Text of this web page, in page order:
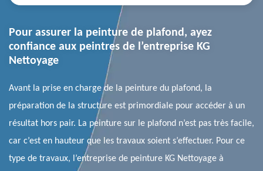
Pour assurer la peinture de plafond, ayez
confiance aux peintres de l’entreprise KG
Nettoyage
Avant la prise en charge de la peinture du plafond, la
préparation de la structure est primordiale pour accéder à un
résultat hors pair. La peinture sur le plafond n’est pas très facile,
car c’est en hauteur que les travaux soient s’effectuer. Pour ce
type de travaux, l’entreprise de peinture KG Nettoyage à